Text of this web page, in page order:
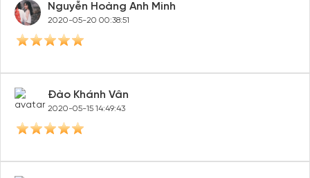
Nguyễn Hoàng Anh Minh
2020-05-20 00:38:51
Đào Khánh Vân
2020-05-15 14:49:43